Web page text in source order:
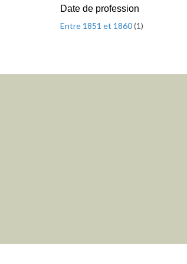
Date de profession
Entre 1851 et 1860(1)